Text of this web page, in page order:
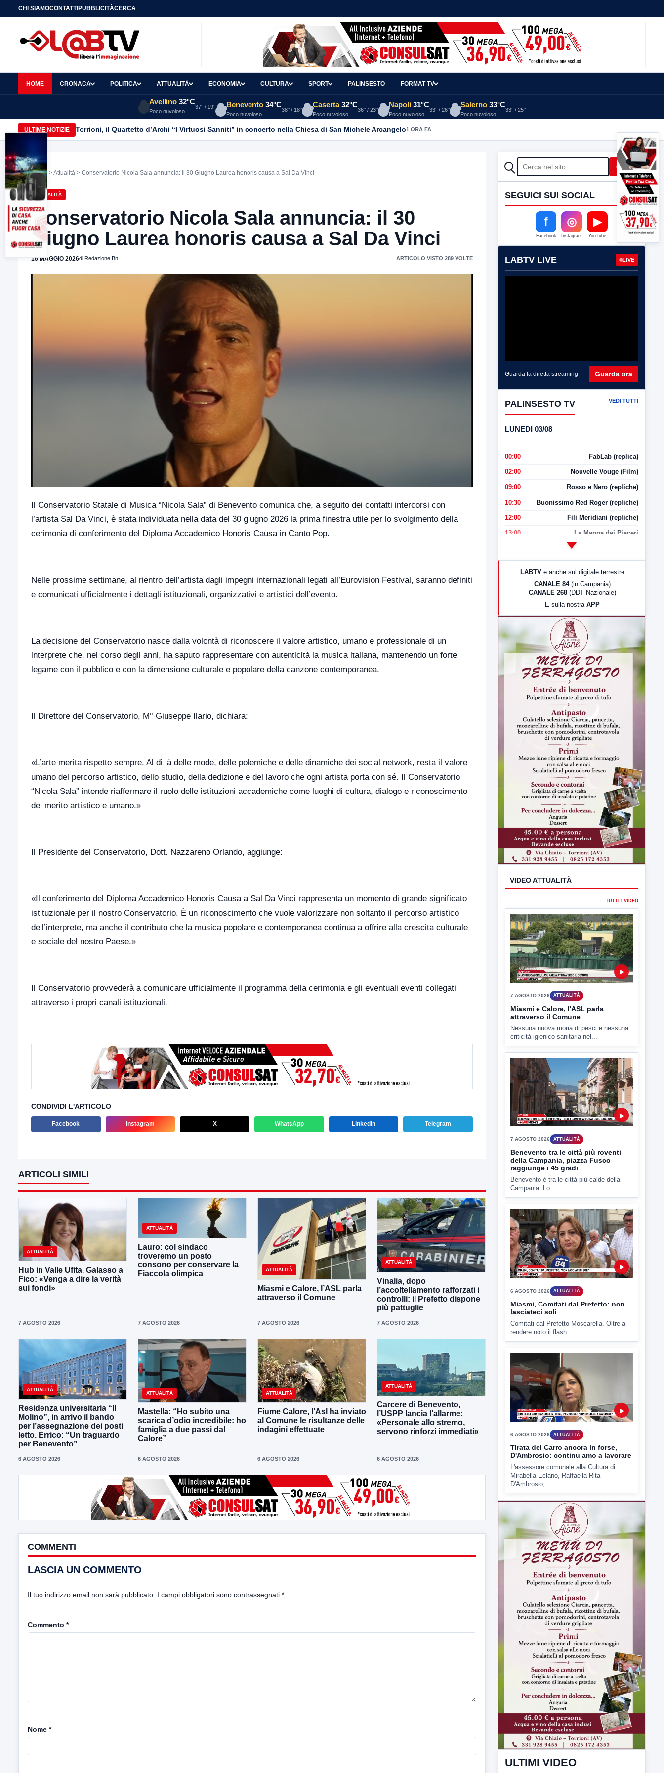
CHI SIAMOCONTATTIPUBBLICITÀCERCA
HOME CRONACA POLITICA ATTUALITÀ ECONOMIA CULTURA SPORT PALINSESTO FORMAT TV
Avellino 32°C
Poco nuvoloso
37° / 19° Benevento 34°C
Poco nuvoloso
38° / 18°
Caserta 32°C
Poco nuvoloso
36° / 23°
Napoli 31°C
Poco nuvoloso
33° / 26°
Salerno 33°C
Poco nuvoloso
33° / 25°
ULTIME NOTIZIE Torrioni, il Quartetto d’Archi “I Virtuosi Sanniti” in concerto nella Chiesa di San Michele Arcangelo1 ORA FA
Home >Attualità > Conservatorio Nicola Sala annuncia: il 30 Giugno Laurea honoris causa a Sal Da Vinci
ATTUALITÀ
Conservatorio Nicola Sala annuncia: il 30
Giugno Laurea honoris causa a Sal Da Vinci
16 MAGGIO 2026di Redazione Bn ARTICOLO VISTO 289 VOLTE
Il Conservatorio Statale di Musica “Nicola Sala” di Benevento comunica che, a seguito dei contatti intercorsi con
l’artista Sal Da Vinci, è stata individuata nella data del 30 giugno 2026 la prima finestra utile per lo svolgimento della
cerimonia di conferimento del Diploma Accademico Honoris Causa in Canto Pop.
Nelle prossime settimane, al rientro dell’artista dagli impegni internazionali legati all’Eurovision Festival, saranno definiti
e comunicati ufficialmente i dettagli istituzionali, organizzativi e artistici dell’evento.
La decisione del Conservatorio nasce dalla volontà di riconoscere il valore artistico, umano e professionale di un
interprete che, nel corso degli anni, ha saputo rappresentare con autenticità la musica italiana, mantenendo un forte
legame con il pubblico e con la dimensione culturale e popolare della canzone contemporanea.
Il Direttore del Conservatorio, M° Giuseppe Ilario, dichiara:
«L’arte merita rispetto sempre. Al di là delle mode, delle polemiche e delle dinamiche dei social network, resta il valore
umano del percorso artistico, dello studio, della dedizione e del lavoro che ogni artista porta con sé. Il Conservatorio
“Nicola Sala” intende riaffermare il ruolo delle istituzioni accademiche come luoghi di cultura, dialogo e riconoscimento
del merito artistico e umano.»
Il Presidente del Conservatorio, Dott. Nazzareno Orlando, aggiunge:
«Il conferimento del Diploma Accademico Honoris Causa a Sal Da Vinci rappresenta un momento di grande significato
istituzionale per il nostro Conservatorio. È un riconoscimento che vuole valorizzare non soltanto il percorso artistico
dell’interprete, ma anche il contributo che la musica popolare e contemporanea continua a offrire alla crescita culturale
e sociale del nostro Paese.»
Il Conservatorio provvederà a comunicare ufficialmente il programma della cerimonia e gli eventuali eventi collegati
attraverso i propri canali istituzionali.
CONDIVIDI L'ARTICOLO
Facebook Instagram X WhatsApp LinkedIn Telegram
ARTICOLI SIMILI
ATTUALITÀ
Hub in Valle Ufita, Galasso a
Fico: «Venga a dire la verità
sui fondi»
7 AGOSTO 2026
ATTUALITÀ
Lauro: col sindaco
troveremo un posto
consono per conservare la
Fiaccola olimpica
7 AGOSTO 2026
ATTUALITÀ
Miasmi e Calore, l’ASL parla
attraverso il Comune
7 AGOSTO 2026
ATTUALITÀ
Vinalia, dopo
l’accoltellamento rafforzati i
controlli: il Prefetto dispone
più pattuglie
7 AGOSTO 2026
ATTUALITÀ
Residenza universitaria “Il
Molino”, in arrivo il bando
per l’assegnazione dei posti
letto. Errico: “Un traguardo
per Benevento”
6 AGOSTO 2026
ATTUALITÀ
Mastella: “Ho subito una
scarica d’odio incredibile: ho
famiglia a due passi dal
Calore”
6 AGOSTO 2026
ATTUALITÀ
Fiume Calore, l’Asl ha inviato
al Comune le risultanze delle
indagini effettuate
6 AGOSTO 2026
ATTUALITÀ
Carcere di Benevento,
l’USPP lancia l’allarme:
«Personale allo stremo,
servono rinforzi immediati»
6 AGOSTO 2026
COMMENTI
LASCIA UN COMMENTO
Il tuo indirizzo email non sarà pubblicato. I campi obbligatori sono contrassegnati *
Commento *
Nome *
CERCA Cerca
SEGUICI SUI SOCIAL
f
Facebook
◎
Instagram
▶
YouTube
LABTV LIVE LIVE
Guarda la diretta streaming Guarda ora
PALINSESTO TV VEDI TUTTI
LUNEDI 03/08
00:00 FabLab (replica)
02:00 Nouvelle Vouge (Film)
09:00 Rosso e Nero (repliche)
10:30 Buonissimo Red Roger (repliche)
12:00 Fili Meridiani (repliche)
13:00 La Mappa dei Piaceri
LabNews (Diretta)
LabNews (replica)
LABTV e anche sul digitale terrestre
CANALE 84 (in Campania)
CANALE 268 (DDT Nazionale)
E sulla nostra APP
VIDEO ATTUALITÀ
TUTTI I VIDEO
▶
7 AGOSTO 2026 ATTUALITÀ
Miasmi e Calore, l'ASL parla
attraverso il Comune
Nessuna nuova moria di pesci e nessuna
criticità igienico-sanitaria nel...
▶
7 AGOSTO 2026 ATTUALITÀ
Benevento tra le città più roventi
della Campania, piazza Fusco
raggiunge i 45 gradi
Benevento è tra le città più calde della
Campania. Lo...
▶
6 AGOSTO 2026 ATTUALITÀ
Miasmi, Comitati dal Prefetto: non
lasciateci soli
Comitati dal Prefetto Moscarella. Oltre a
rendere noto il flash...
▶
6 AGOSTO 2026 ATTUALITÀ
Tirata del Carro ancora in forse,
D'Ambrosio: continuiamo a lavorare
L'assessore comunale alla Cultura di
Mirabella Eclano, Raffaella Rita
D'Ambrosio,...
ULTIMI VIDEO